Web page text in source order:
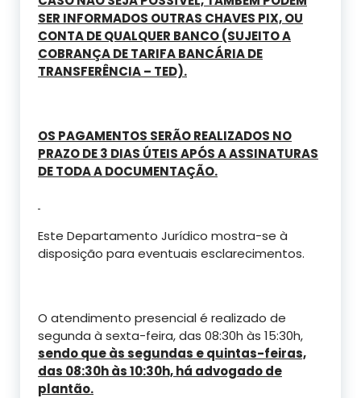
SER INFORMADOS OUTRAS CHAVES PIX, OU
CONTA DE QUALQUER BANCO (SUJEITO A
COBRANÇA DE TARIFA BANCÁRIA DE
TRANSFERÊNCIA – TED).
OS PAGAMENTOS SERÃO REALIZADOS NO
PRAZO DE 3 DIAS ÚTEIS APÓS A ASSINATURAS
DE TODA A DOCUMENTAÇÃO.
Este Departamento Jurídico mostra-se à
disposição para eventuais esclarecimentos.
O atendimento presencial é realizado de
segunda à sexta-feira, das 08:30h às 15:30h,
sendo que às segundas e quintas-feiras,
das 08:30h às 10:30h, há advogado de
plantão.